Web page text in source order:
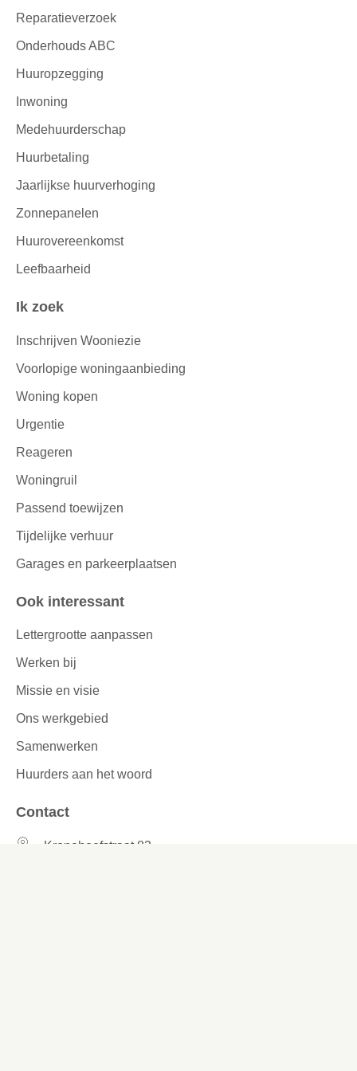
Reparatieverzoek
Onderhouds ABC
Huuropzegging
Inwoning
Medehuurderschap
Huurbetaling
Jaarlijkse huurverhoging
Zonnepanelen
Huurovereenkomst
Leefbaarheid
Ik zoek
Inschrijven Wooniezie
Voorlopige woningaanbieding
Woning kopen
Urgentie
Reageren
Woningruil
Passend toewijzen
Tijdelijke verhuur
Garages en parkeerplaatsen
Ook interessant
Lettergrootte aanpassen
Werken bij
Missie en visie
Ons werkgebied
Samenwerken
Huurders aan het woord
Contact
Kronehoefstraat 83